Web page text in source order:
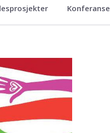
Konferanse